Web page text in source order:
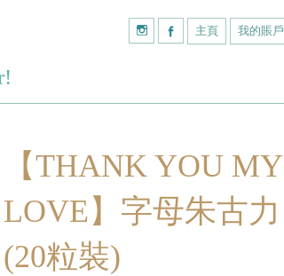
我的賬戶
主頁
【THANK YOU MY
LOVE】字母朱古力
(20粒裝)